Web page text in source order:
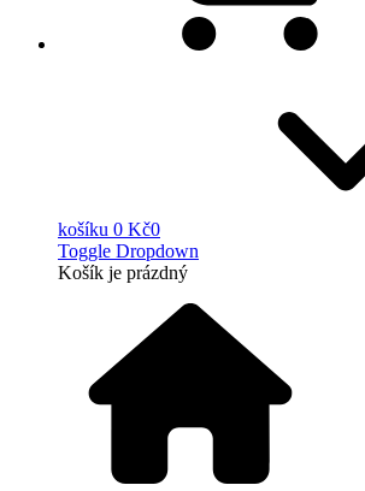
košíku 0 Kč0
Toggle Dropdown
Košík je prázdný